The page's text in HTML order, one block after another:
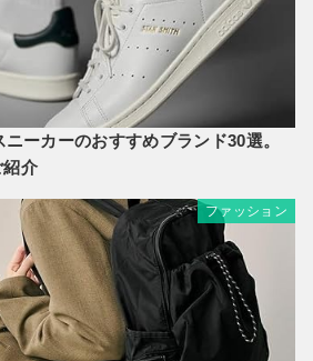
ニーカーのおすすめブランド30選。
紹介
ファッション